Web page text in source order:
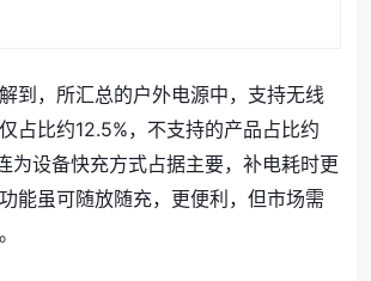
到，所汇总的户外电源中，支持无线
占比约12.5%，不支持的产品占比约
为设备快充方式占据主要，补电耗时更
能虽可随放随充，更便利，但市场需